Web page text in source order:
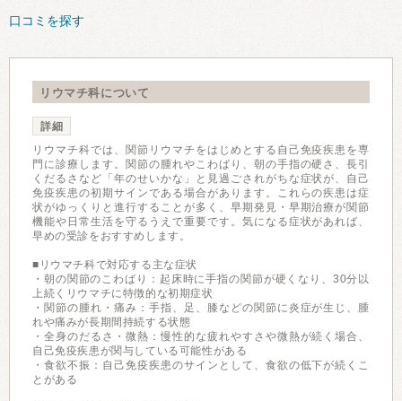
口コミを探す
リウマチ科について
詳細
リウマチ科では、関節リウマチをはじめとする自己免疫疾患を専
門に診療します。関節の腫れやこわばり、朝の手指の硬さ、長引
くだるさなど「年のせいかな」と見過ごされがちな症状が、自己
免疫疾患の初期サインである場合があります。これらの疾患は症
状がゆっくりと進行することが多く、早期発見・早期治療が関節
機能や日常生活を守るうえで重要です。気になる症状があれば、
早めの受診をおすすめします。
■リウマチ科で対応する主な症状
・朝の関節のこわばり：起床時に手指の関節が硬くなり、30分以
上続くリウマチに特徴的な初期症状
・関節の腫れ・痛み：手指、足、膝などの関節に炎症が生じ、腫
れや痛みが長期間持続する状態
・全身のだるさ・微熱：慢性的な疲れやすさや微熱が続く場合、
自己免疫疾患が関与している可能性がある
・食欲不振：自己免疫疾患のサインとして、食欲の低下が続くこ
とがある